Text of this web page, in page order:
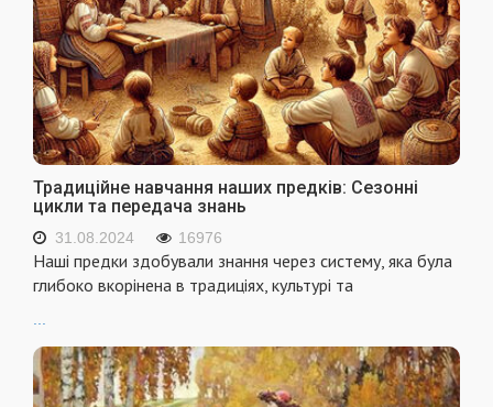
Традиційне навчання наших предків: Сезонні
цикли та передача знань
31.08.2024 16976
Наші предки здобували знання через систему, яка була
глибоко вкорінена в традиціях, культурі та